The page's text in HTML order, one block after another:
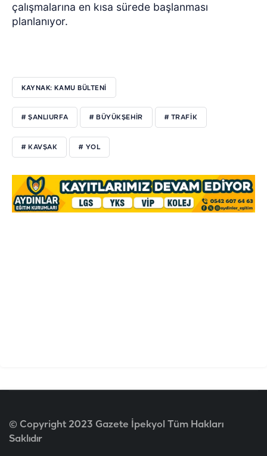
çalışmalarına en kısa sürede başlanması
planlanıyor.
KAYNAK: KAMU BÜLTENİ
# ŞANLIURFA # BÜYÜKŞEHIR # TRAFIK
# KAVŞAK # YOL
© Copyright 2023 Gazete İpekyol Tüm Hakları
Saklıdır